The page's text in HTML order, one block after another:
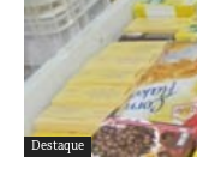
Destaque